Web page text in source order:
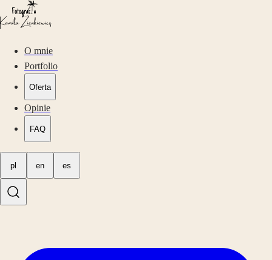
O mnie
Portfolio
Oferta
Opinie
FAQ
pl en es